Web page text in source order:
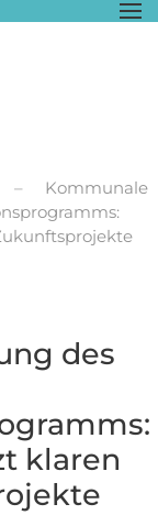
Kommunale
des
klaren